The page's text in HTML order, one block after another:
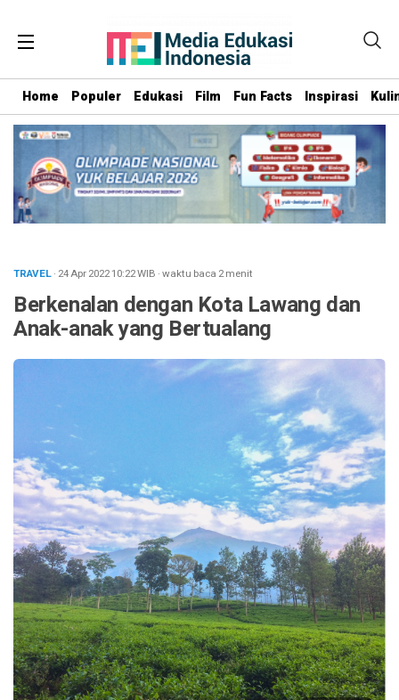
Home Populer Edukasi Film Fun Facts Inspirasi
TRAVEL· 24 Apr 202210:22WIB ·waktu baca 2 menit
Berkenalan dengan Kota Lawang dan
Anak-anak yang Bertualang